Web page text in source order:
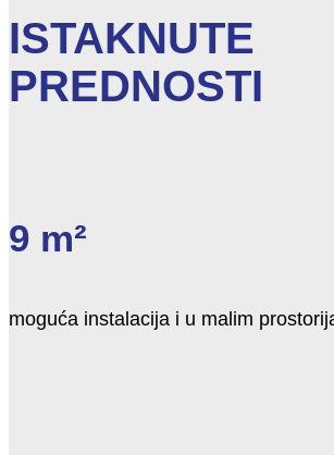
ISTAKNUTE
PREDNOSTI
9 m²
moguća instalacija i u malim